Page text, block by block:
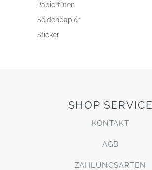
Papiertüten
Seidenpapier
Sticker
SHOP SERVICE
KONTAKT
AGB
ZAHLUNGSARTEN